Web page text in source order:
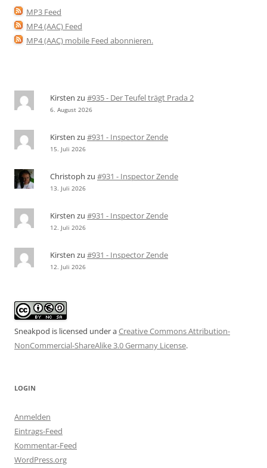
MP3 Feed
MP4 (AAC) Feed
MP4 (AAC) mobile Feed abonnieren.
Kirsten zu #935 - Der Teufel trägt Prada 2
6. August 2026
Kirsten zu #931 - Inspector Zende
15. Juli 2026
Christoph zu #931 - Inspector Zende
13. Juli 2026
Kirsten zu #931 - Inspector Zende
12. Juli 2026
Kirsten zu #931 - Inspector Zende
12. Juli 2026
Sneakpod is licensed under aCreative Commons Attribution-
NonCommercial-ShareAlike 3.0 Germany License.
LOGIN
Anmelden
Eintrags-Feed
Kommentar-Feed
WordPress.org